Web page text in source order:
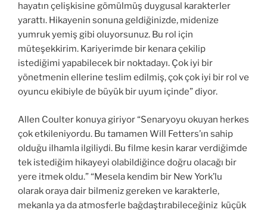
hayatın çelişkisine gömülmüş duygusal karakterler
yarattı. Hikayenin sonuna geldiğinizde, midenize
yumruk yemiş gibi oluyorsunuz. Bu rol için
müteşekkirim. Kariyerimde bir kenara çekilip
istediğimi yapabilecek bir noktadayı. Çok iyi bir
yönetmenin ellerine teslim edilmiş, çok çok iyi bir rol ve
oyuncu ekibiyle de büyük bir uyum içinde” diyor.
Allen Coulter konuya giriyor “Senaryoyu okuyan herkes
çok etkileniyordu. Bu tamamen Will Fetters’ın sahip
olduğu ilhamla ilgiliydi. Bu filme kesin karar verdiğimde
tek istediğim hikayeyi olabildiğince doğru olacağı bir
yere itmek oldu.” “Mesela kendim bir New York’lu
olarak oraya dair bilmeniz gereken ve karakterle,
mekanla ya da atmosferle bağdaştırabileceğiniz küçük